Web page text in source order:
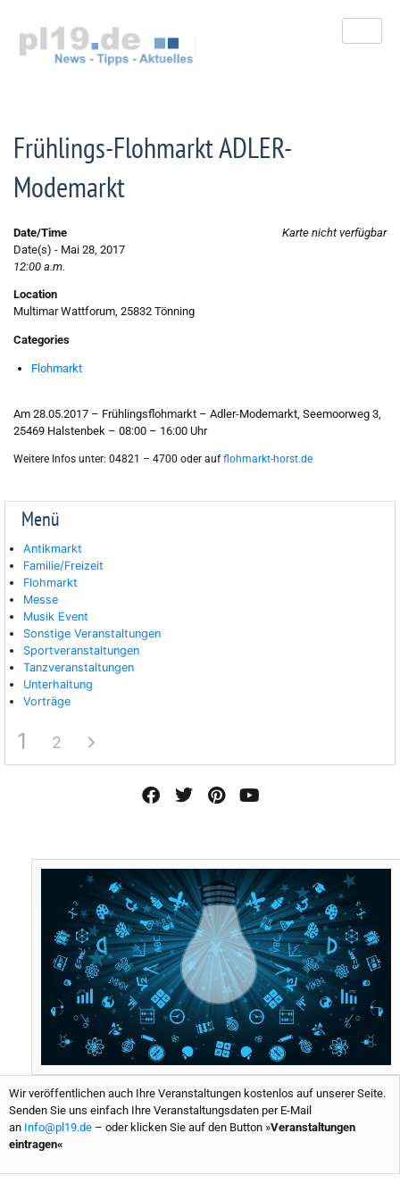
springen
Frühlings-Flohmarkt ADLER-
Modemarkt
Karte nicht verfügbar
Date/Time
Date(s) - Mai 28, 2017
12:00 a.m.
Location
Multimar Wattforum, 25832 Tönning
Categories
Flohmarkt
Am 28.05.2017 – Frühlingsflohmarkt – Adler-Modemarkt, Seemoorweg 3,
25469 Halstenbek – 08:00 – 16:00 Uhr
Weitere Infos unter: 04821 – 4700 oder aufflohmarkt-horst.de
Menü
Antikmarkt
Familie/Freizeit
Flohmarkt
Messe
Musik Event
Sonstige Veranstaltungen
Sportveranstaltungen
Tanzveranstaltungen
Unterhaltung
Vorträge
1 2
a
c
o
o
k
w
i
e
i
n
r
e
s
o
u
b
e
Wir veröffentlichen auch Ihre Veranstaltungen kostenlos auf unserer Seite.
Senden Sie uns einfach Ihre Veranstaltungsdaten per E-Mail
an Info@pl19.de – oder klicken Sie auf den Button »Veranstaltungen
eintragen«